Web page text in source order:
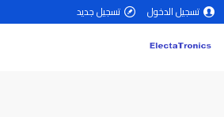
تسجيل الدخول تسجيل جديد